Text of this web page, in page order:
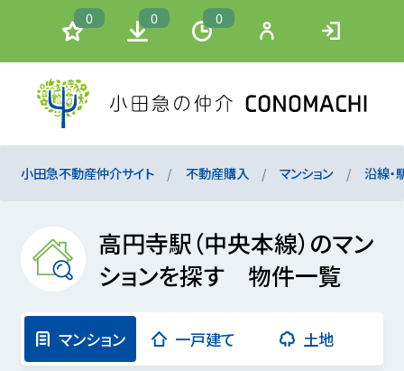
0 0 0
小田急不動産仲介サイト 不動産購入 マンション 沿線・
高円寺駅（中央本線）のマン
ションを探す 物件一覧
マンション 一戸建て 土地